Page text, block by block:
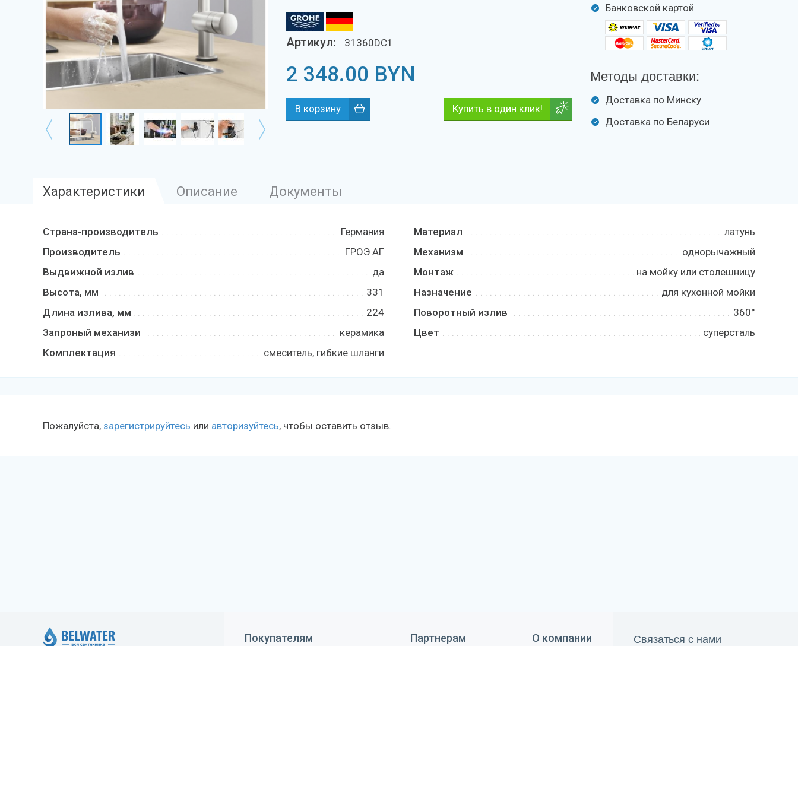
Артикул: 31360DC1
2 348.00 BYN
Купить в один клик!
Банковской картой
Методы доставки:
Доставка по Минску
Доставка по Беларуси
Характеристики Описание Документы
Страна-производитель
Германия
Производитель
ГРОЭ АГ
Выдвижной излив
да
Высота, мм
331
Длина излива, мм
224
Запроный механизи
керамика
Комплектация
смеситель, гибкие шланги
Материал
латунь
Механизм
однорычажный
Монтаж
на мойку или столешницу
Назначение
для кухонной мойки
Поворотный излив
360°
Цвет
суперсталь
Пожалуйста, зарегистрируйтесь или авторизуйтесь, чтобы оставить отзыв.
Покупателям Партнерам О компании Связаться с нами